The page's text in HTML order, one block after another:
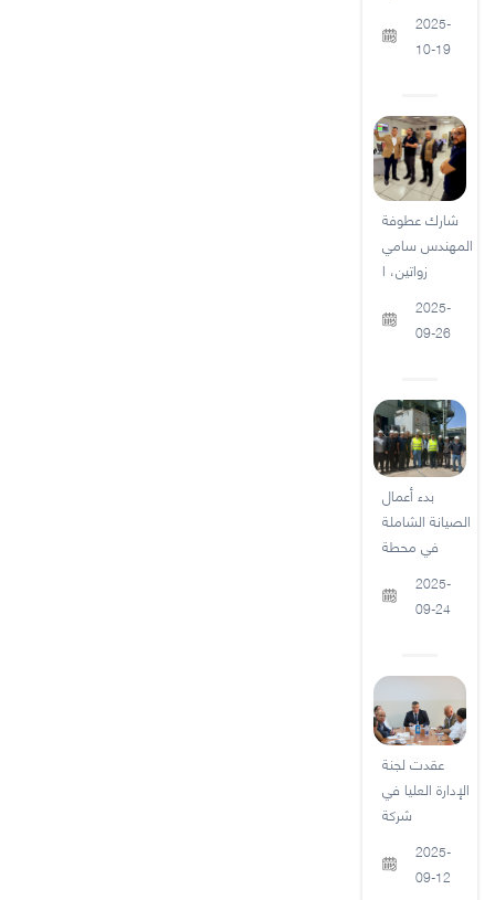
2025-
10-19
شارك عطوفة
المهندس سامي
زواتين، ا
2025-
09-26
بدء أعمال
الصيانة الشاملة
في محطة
2025-
09-24
عقدت لجنة
الإدارة العليا في
شركة
2025-
09-12